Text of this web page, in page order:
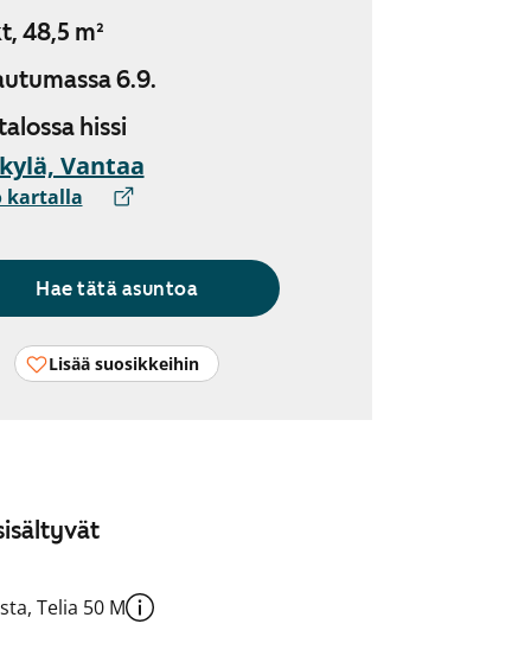
48,5 m²
6.9.
hissi
Vantaa
kartalla
Hae tätä asuntoa
Lisää suosikkeihin
Telia 50 M